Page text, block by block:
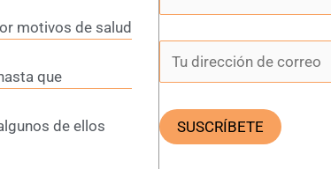
motivos de salud
que
de ellos